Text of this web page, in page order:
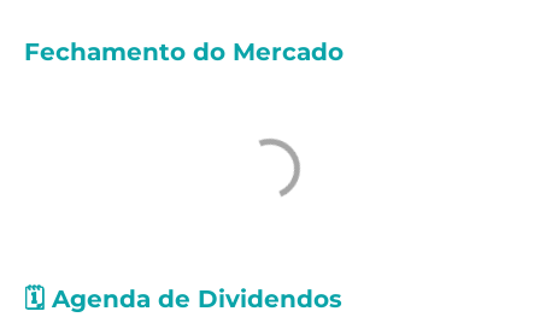
Fechamento do Mercado
🗓️ Agenda de Dividendos